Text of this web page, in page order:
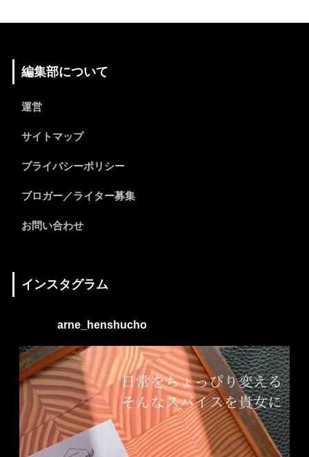
編集部について
運営
サイトマップ
プライバシーポリシー
ブロガー／ライター募集
お問い合わせ
インスタグラム
arne_henshucho